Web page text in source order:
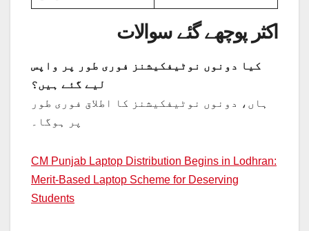
اکثر پوچھے گئے سوالات
کیا دونوں نوٹیفکیشنز فوری طور پر واپس
لیے گئے ہیں؟
ہاں، دونوں نوٹیفکیشنز کا اطلاق فوری طور
پر ہوگا۔
CM Punjab Laptop Distribution Begins in Lodhran:
Merit-Based Laptop Scheme for Deserving
Students